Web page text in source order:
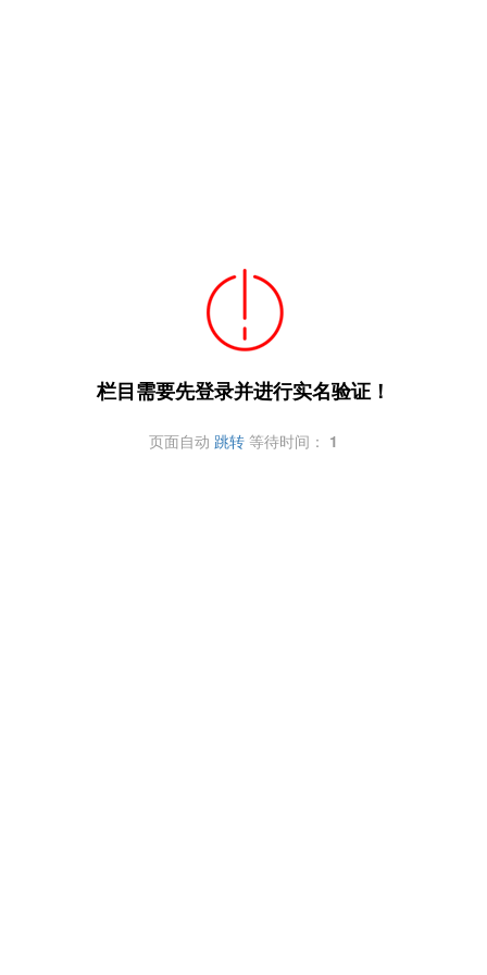
栏目需要先登录并进行实名验证！
页面自动 跳转 等待时间： 1